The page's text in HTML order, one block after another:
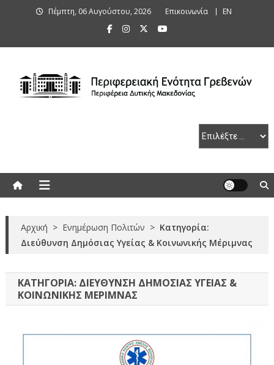
Πέμπτη, 06 Αυγούστου, 2026 Επικοινωνία ΕΝ
Αρχική > Ενημέρωση Πολιτών > Κατηγορία:
Διεύθυνση Δημόσιας Υγείας & Κοινωνικής Μέριμνας
ΚΑΤΗΓΟΡΊΑ: ΔΙΕΎΘΥΝΣΗ ΔΗΜΌΣΙΑΣ ΥΓΕΊΑΣ &
ΚΟΙΝΩΝΙΚΉΣ ΜΈΡΙΜΝΑΣ